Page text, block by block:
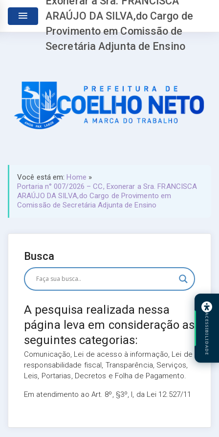
ARAÚJO DA SILVA,do Cargo de
Provimento em Comissão de
Secretária Adjunta de Ensino
Você está em:Home »
Portaria n° 007/2026 – CC, Exonerar a Sra. FRANCISCA
ARAÚJO DA SILVA,do Cargo de Provimento em
Comissão de Secretária Adjunta de Ensino
Busca
A pesquisa realizada nessa
página leva em consideração as
seguintes categorias:
Comunicação, Lei de acesso à informação, Lei de
responsabilidade fiscal, Transparência, Serviços,
Leis, Portarias, Decretos e Folha de Pagamento.
Em atendimento ao Art. 8º, §3º, I, da Lei 12.527/11
ACESSIBILIDADE